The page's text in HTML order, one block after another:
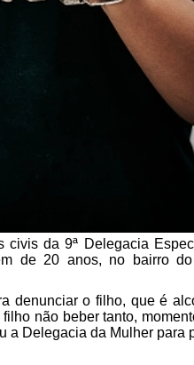
civis da 9ª Delegacia
de 20 anos, no bairro
denunciar o filho, que é
não beber tanto,
a Delegacia da Mulher para